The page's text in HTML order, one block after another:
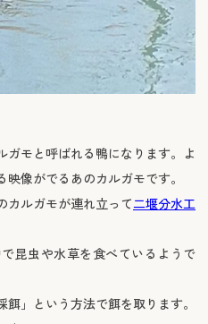
モと呼ばれる鴨になります。よ
像がでるあのカルガモです。
カルガモが連れ立って二堰分水工
昆虫や水草を食べているようで
」という方法で餌を取ります。